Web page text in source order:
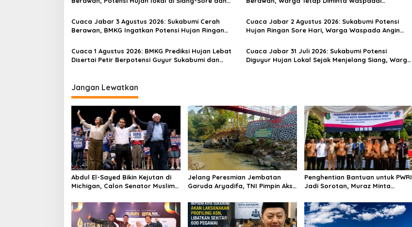
o
s
Cuaca Jabar 3 Agustus 2026: Sukabumi Cerah
Berawan, BMKG Ingatkan Potensi Hujan Ringan
Cuaca Jabar 2 Agustus 2026: Sukabumi Potensi
Hujan Ringan Sore Hari, Warga Waspada Angin
Cuaca 1 Agustus 2026: BMKG Prediksi Hujan Lebat
Disertai Petir Berpotensi Guyur Sukabumi dan
Cuaca Jabar 31 Juli 2026: Sukabumi Potensi
Diguyur Hujan Lokal Sejak Menjelang Siang, Warga
Jangan Lewatkan
Abdul El-Sayed Bikin Kejutan di
Michigan, Calon Senator Muslim
Jelang Peresmian Jembatan
Garuda Aryadifa, TNI Pimpin Aksi
Penghentian Bantuan untuk PWRI
Jadi Sorotan, Muraz Minta
kepada Pensiunan ASN